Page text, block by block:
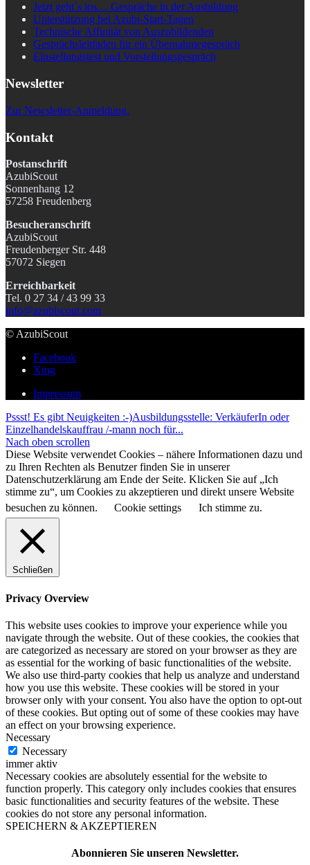
Jetzt geht´s los… Gespräche in der Ausbildung
Unterstützung bei Azubi-Start-Tagen
Technische Affinität von Auszubildenden
Gesprächsleitfaden für ein Übernahmegespräch
Einstellungstest und Vorstellungsgespräch
Newsletter
Zur Newsletter-Anmeldung.
Kontakt
Postanschrift
AzubiScout
Sonnenhang 12
57258 Freudenberg
Besucheranschrift
AzubiScout
Freudenberger Str. 448
57072 Siegen
Erreichbarkeit
Tel. 0 27 34 / 43 99 33
info@azubiscout.com
© AzubiScout
Facebook
Xing
Impressum
Pssst! Es gibt Neuigkeiten :-)Ausbildungsstelle: VerkäuferIn oder
Einzelhandelskauffrau /-mann noch für...
Nach oben scrollen
Diese Website verwendet Cookies – nähere Informationen dazu und
zu Ihren Rechten als Benutzer finden Sie in unserer
Datenschutzerklärung am Ende der Seite. Klicken Sie auf „Ich
stimme zu“, um Cookies zu akzeptieren und direkt unsere Website
besuchen zu können.
Cookie settings Ich stimme zu.
Schließen
Privacy Overview
This website uses cookies to improve your experience while you
navigate through the website. Out of these cookies, the cookies that
are categorized as necessary are stored on your browser as they are
as essential for the working of basic functionalities of the website.
We also use third-party cookies that help us analyze and understand
how you use this website. These cookies will be stored in your
browser only with your consent. You also have the option to opt-out
of these cookies. But opting out of some of these cookies may have
an effect on your browsing experience.
Necessary
Necessary
immer aktiv
Necessary cookies are absolutely essential for the website to
function properly. This category only includes cookies that ensures
basic functionalities and security features of the website. These
cookies do not store any personal information.
SPEICHERN & AKZEPTIEREN
Abonnieren Sie unseren Newsletter.